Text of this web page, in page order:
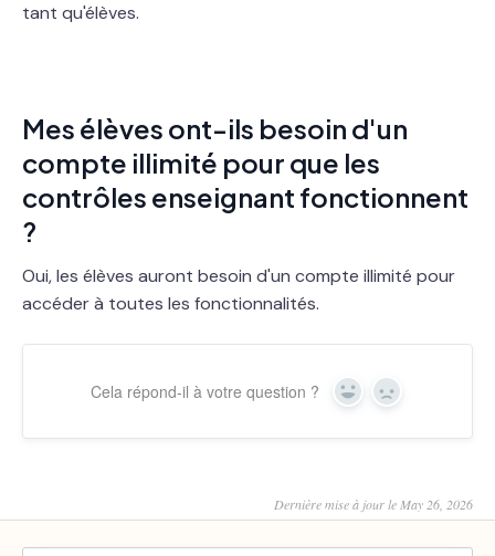
tant qu'élèves.
Mes élèves ont-ils besoin d'un
compte illimité pour que les
contrôles enseignant fonctionnent
?
Oui, les élèves auront besoin d'un compte illimité pour
accéder à toutes les fonctionnalités.
Cela répond-il à votre question ? Yes No
Dernière mise à jour le May 26, 2026